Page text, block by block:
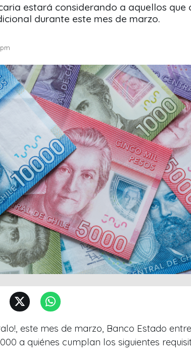
estará considerando a aquellos
durante este mes de marzo.
este mes de marzo, Banco Estado
a quiénes cumplan los siguientes